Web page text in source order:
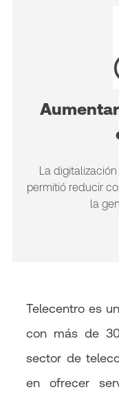
La
permitió reducir
la
Telecentro es
con más de
sector de
en ofrecer